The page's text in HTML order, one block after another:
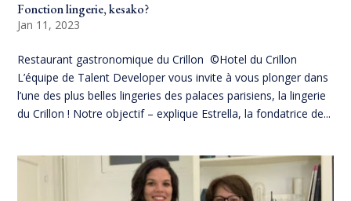
Fonction lingerie, kesako?
Jan 11, 2023
Restaurant gastronomique du Crillon ©Hotel du Crillon
L’équipe de Talent Developer vous invite à vous plonger dans
l’une des plus belles lingeries des palaces parisiens, la lingerie
du Crillon ! Notre objectif – explique Estrella, la fondatrice de...